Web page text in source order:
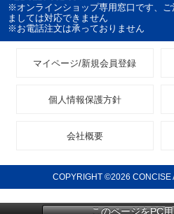
※オンラインショップ専用窓口です、
ましては対応できません
※お電話注文は承っておりません
マイページ/新規会員登録
個人情報保護方針
会社概要
COPYRIGHT ©2026 CONCISE
このページをPC